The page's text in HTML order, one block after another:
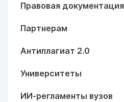
Правовая документация
Партнерам
Антиплагиат 2.0
Университеты
ИИ-регламенты вузов